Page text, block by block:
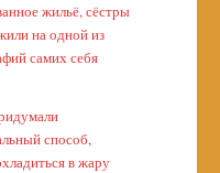
жильё, сёстры
на одной из
самих себя
способ,
в жару